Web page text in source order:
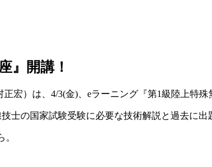
』開講！
宏）は、4/3(金)、eラーニング『第1級陸上特殊
士の国家試験受験に必要な技術解説と過去に
。